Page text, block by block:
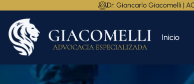
Dr. Giancarlo Giacomelli |
Inicio